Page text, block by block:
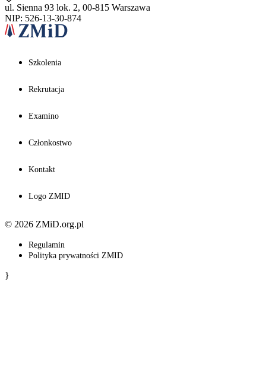
ul. Sienna 93 lok. 2, 00-815 Warszawa
NIP: 526-13-30-874
Szkolenia
Rekrutacja
Examino
Członkostwo
Kontakt
Logo ZMID
© 2026 ZMiD.org.pl
Regulamin
Polityka prywatności ZMID
}